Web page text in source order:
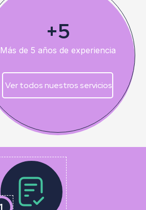
+5
Más de 5 años de experiencia
Ver todos nuestros servicios